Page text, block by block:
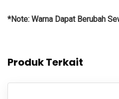
*Note: Warna Dapat Berubah
Produk Terkait